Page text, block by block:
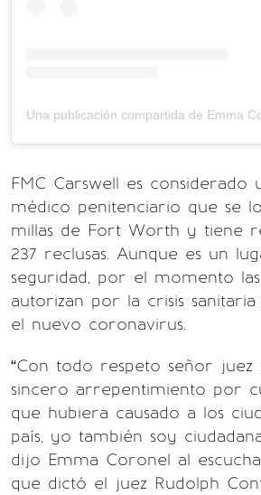
FMC Carswell es considerado
médico penitenciario que se
millas de Fort Worth y tiene
237 reclusas. Aunque es un
seguridad, por el momento
autorizan por la crisis
el nuevo coronavirus.
“Con todo respeto señor juez
sincero arrepentimiento por
que hubiera causado a los
país, yo también soy
dijo Emma Coronel al
que dictó el juez Rudolph